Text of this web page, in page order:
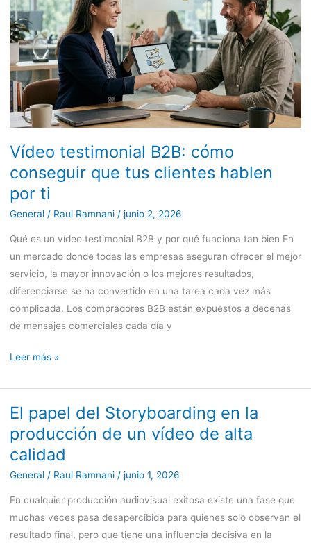
Vídeo testimonial B2B: cómo
conseguir que tus clientes hablen
por ti
General/ Raul Ramnani / junio 2, 2026
Qué es un vídeo testimonial B2B y por qué funciona tan bien En
un mercado donde todas las empresas aseguran ofrecer el mejor
servicio, la mayor innovación o los mejores resultados,
diferenciarse se ha convertido en una tarea cada vez más
complicada. Los compradores B2B están expuestos a decenas
de mensajes comerciales cada día y
cómo
conseguir
que
tus
clientes
hablen
por
ti
Leer más »
El papel del Storyboarding en la
producción de un vídeo de alta
calidad
General/ Raul Ramnani / junio 1, 2026
En cualquier producción audiovisual exitosa existe una fase que
muchas veces pasa desapercibida para quienes solo observan el
resultado final, pero que tiene una influencia decisiva en la
El
papel
del
Storyboarding
en
la
producción
de